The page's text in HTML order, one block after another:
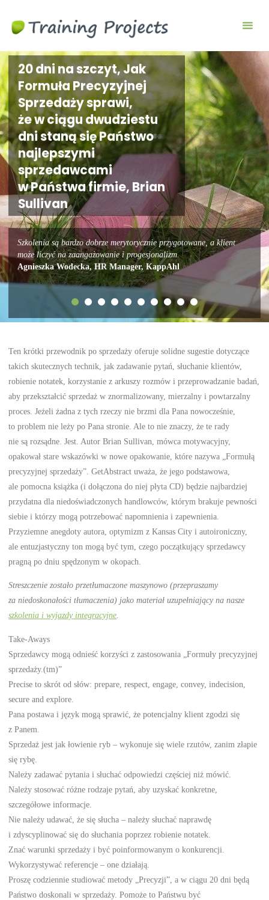
integracyjne,
team
building
20 dni na szczyt, Jak
Formuła Precyzyjnej
Sprzedaży sprawi,
że w ciągu dwudziestu
dni staną się Państwo
najlepszymi
sprzedawcami
w Państwa firmie, Brian
Sullivan
Szkolenia są bardzo dobrze merytorycznie przygotowane, a klient
może liczyć na zaangażowanie i progesjonalizm.
Agnieszka Wodecka, HR Manager, KappAhl
Ten krótki przewodnik po sprzedaży oferuje solidne sugestie dotyczące
takich skutecznych technik, jak zadawanie pytań, słuchanie klientów,
robienie notatek, korzystanie z arkuszy rozmów i przeprowadzanie badań,
aby przekształcić sprzedaż w znormalizowany, mierzalny i powtarzalny
proces. Jeżeli żadna z tych rzeczy nie brzmi dla Pana nowocześnie,
to problem nie leży po Pana stronie. Ale to nie znaczy, że te rady
nie są rozsądne. Jest. Autor Brian Sullivan, mówca motywacyjny,
opakował stare wskazówki w nowe opakowanie, które nazywa „Formułą
precyzyjnej sprzedaży”. GetAbstract uważa, że jego podstawowa,
ale pomocna książka (i dołączona do niej płyta CD) będzie najbardziej
przydatna dla niedoświadczonych handlowców, którym brakuje pewności
siebie i którzy mogą potrzebować napomnienia i zapewnienia.
Przyziemne anegdoty autora, optymizm z Kansas City i autoironiczny,
ale entuzjastyczny ton mogą być tym, czego początkujący sprzedawcy
pragną po dniu spędzonym w okopach.
Streszczenie zostało przetłumaczone maszynowo (przepraszamy
za niedoskonałości tłumaczenia) jako materiał uzupełniający na nasze
szkolenia i wyjazdy integracyjne.
Take-Aways
Sprzedawcy mogą odnieść korzyści z zastosowania „Formuły precyzyjnej
sprzedaży.(tm)”
Precise to skrót od słów: prepare, respect, engage, convey, indecision,
secure and explore.
Pana postawa i język mogą sprawić, że potencjalny klient zgodzi się
z Panem.
Sprzedaż jest jak łowienie ryb – wykonuje się wiele rzutów, zanim złapie
się rybę.
Należy zadawać pytania i słuchać odpowiedzi częściej niż mówić.
Należy stosować różne rodzaje pytań, aby uzyskać konkretne,
szczegółowe informacje.
Nie należy udawać, że się słucha – należy słuchać naprawdę
i zdyscyplinować się do słuchania poprzez robienie notatek.
Znać warunki sprzedaży i być poinformowanym o konkurencji.
Wykorzystywać referencje – one działają.
Proszę codziennie studiować metody „Precyzji”, a w ciągu 20 dni będą
Państwo doskonali w sprzedaży. Pomoże to Państwu być